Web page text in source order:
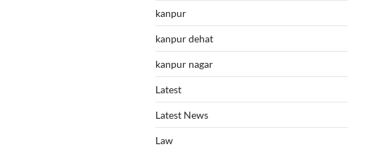
kanpur
kanpur dehat
kanpur nagar
Latest
Latest News
Law